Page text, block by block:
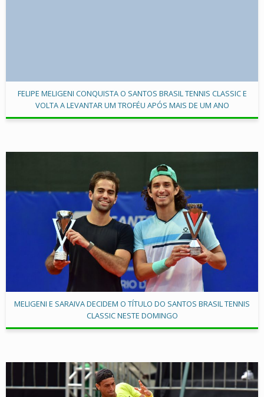
FELIPE MELIGENI CONQUISTA O SANTOS BRASIL TENNIS CLASSIC E
VOLTA A LEVANTAR UM TROFÉU APÓS MAIS DE UM ANO
MELIGENI E SARAIVA DECIDEM O TÍTULO DO SANTOS BRASIL TENNIS
CLASSIC NESTE DOMINGO